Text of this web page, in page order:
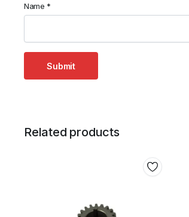
Name *
Related products